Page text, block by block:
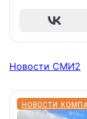
Новости СМИ2
НОВОСТИ